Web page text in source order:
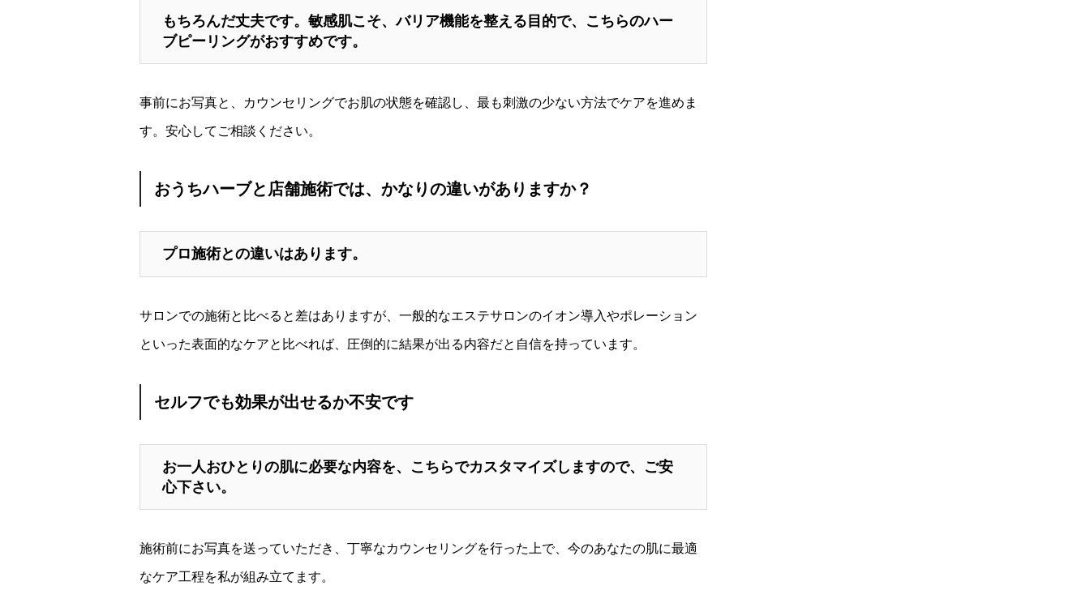
もちろんだ丈夫です。敏感肌こそ、バリア機能を整える目的で、こちらのハー
ブピーリングがおすすめです。
事前にお写真と、カウンセリングでお肌の状態を確認し、最も刺激の少ない方法でケアを進めま
す。安心してご相談ください。
おうちハーブと店舗施術では、かなりの違いがありますか？
プロ施術との違いはあります。
サロンでの施術と比べると差はありますが、一般的なエステサロンのイオン導入やポレーション
といった表面的なケアと比べれば、圧倒的に結果が出る内容だと自信を持っています。
セルフでも効果が出せるか不安です
お一人おひとりの肌に必要な内容を、こちらでカスタマイズしますので、ご安
心下さい。
施術前にお写真を送っていただき、丁寧なカウンセリングを行った上で、今のあなたの肌に最適
なケア工程を私が組み立てます。